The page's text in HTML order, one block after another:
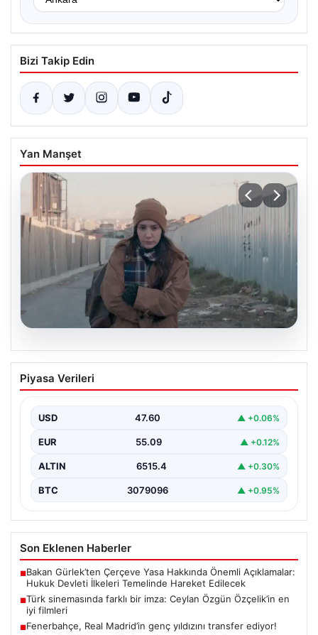
Bizi Takip Edin
Yan Manşet
05.08.2026
Türk sinemasında farklı bir imza: Ceylan
Özgün Özçelik’in en iyi filmleri
Piyasa Verileri
USD 47.60 ▲ +0.06%
EUR 55.09 ▲ +0.12%
ALTIN 6515.4 ▲ +0.30%
BTC 3079096 ▲ +0.95%
Son Eklenen Haberler
■Bakan Gürlek’ten Çerçeve Yasa Hakkında Önemli Açıklamalar:
Hukuk Devleti İlkeleri Temelinde Hareket Edilecek
■Türk sinemasında farklı bir imza: Ceylan Özgün Özçelik’in en
iyi filmleri
■Fenerbahçe, Real Madrid’in genç yıldızını transfer ediyor!